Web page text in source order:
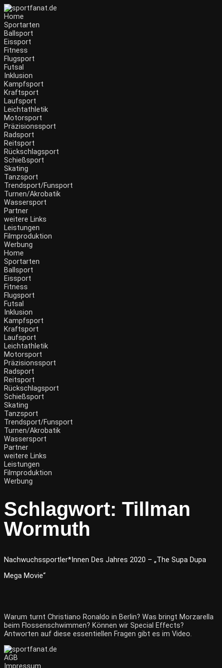
Home
Sportarten
Ballsport
Eissport
Fitness
Flugsport
Futsal
Inklusion
Kampfsport
Kraftsport
Laufsport
Leichtathletik
Motorsport
Präzisionssport
Radsport
Reitsport
Rückschlagsport
Schießsport
Skating
Tanzsport
Trendsport/Funsport
Turnen/Akrobatik
Wassersport
Partner
weitere Links
Leistungen
Filmproduktion
Werbung
Home
Sportarten
Ballsport
Eissport
Fitness
Flugsport
Futsal
Inklusion
Kampfsport
Kraftsport
Laufsport
Leichtathletik
Motorsport
Präzisionssport
Radsport
Reitsport
Rückschlagsport
Schießsport
Skating
Tanzsport
Trendsport/Funsport
Turnen/Akrobatik
Wassersport
Partner
weitere Links
Leistungen
Filmproduktion
Werbung
Schlagwort: Tillman
Wormuth
Nachwuchssportler*innen Des Jahres 2020 – „The Supa Dupa
Mega Movie“
Warum turnt Christiano Ronaldo in Berlin? Was bringt Morzarella
beim Flossenschwimmen? Können wir Special Effects?
Antworten auf diese essentiellen Fragen gibt es im Video.
AGB
Impressum